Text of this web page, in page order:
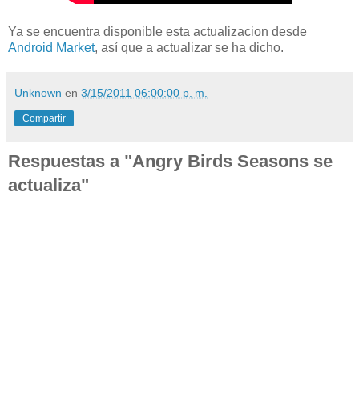
Ya se encuentra disponible esta actualizacion desde
Android Market, así que a actualizar se ha dicho.
Unknown en 3/15/2011 06:00:00 p. m.
Compartir
Respuestas a "Angry Birds Seasons se
actualiza"